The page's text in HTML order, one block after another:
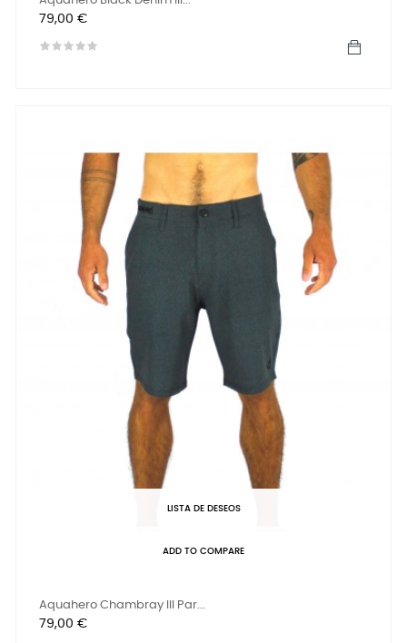
Precio
79,00 €
LISTA DE DESEOS
ADD TO COMPARE
Aquahero Chambray III Par...
Precio
79,00 €